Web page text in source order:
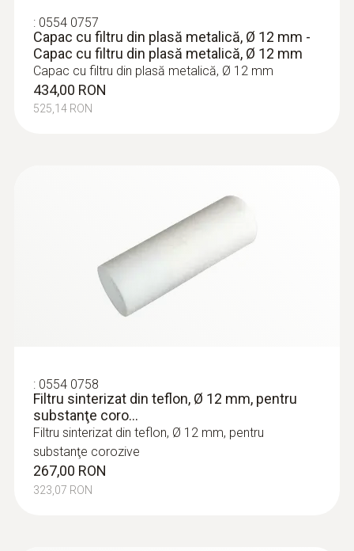
: 0554 0757
Capac cu filtru din plasă metalică, Ø 12 mm -
Capac cu filtru din plasă metalică, Ø 12 mm
Capac cu filtru din plasă metalică, Ø 12 mm
434,00 RON
525,14 RON
: 0554 0758
Filtru sinterizat din teflon, Ø 12 mm, pentru
substanţe coro...
Filtru sinterizat din teflon, Ø 12 mm, pentru
substanţe corozive
267,00 RON
323,07 RON